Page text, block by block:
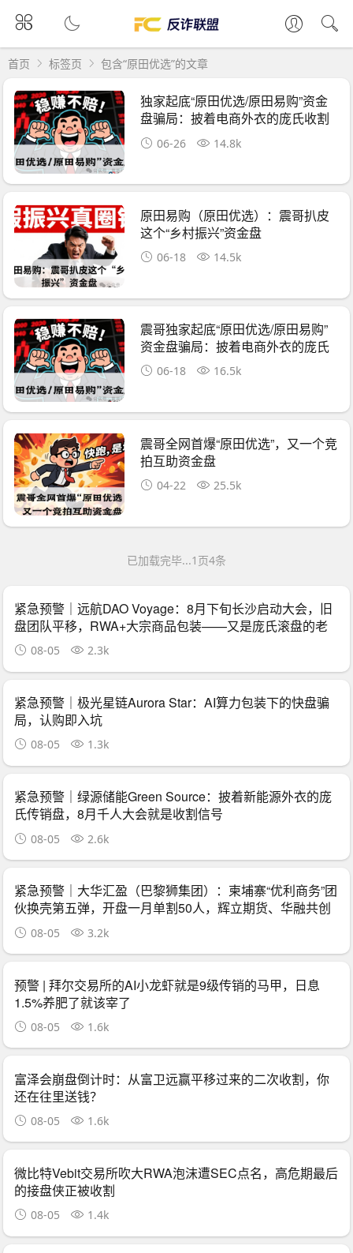
首页 标签页 包含“原田优选”的文章
独家起底“原田优选/原田易购”资金
盘骗局：披着电商外衣的庞氏收割
机 06-26 14.8k
原田易购（原田优选）：震哥扒皮
这个“乡村振兴”资金盘
06-18 14.5k
震哥独家起底“原田优选/原田易购”
资金盘骗局：披着电商外衣的庞氏
收割机
06-18 16.5k
震哥全网首爆“原田优选”，又一个竞
拍互助资金盘
04-22 25.5k
已加载完毕...1页4条
紧急预警｜远航DAO Voyage：8月下旬长沙启动大会，旧
盘团队平移，RWA+大宗商品包装——又是庞氏滚盘的老
剧本08-05 2.3k
紧急预警｜极光星链Aurora Star：AI算力包装下的快盘骗
局，认购即入坑
08-05 1.3k
紧急预警｜绿源储能Green Source：披着新能源外衣的庞
氏传销盘，8月千人大会就是收割信号
08-05 2.6k
紧急预警｜大华汇盈（巴黎狮集团）：柬埔寨“优利商务”团
伙换壳第五弹，开盘一月单割50人，辉立期货、华融共创
怎么崩的它就怎么崩
08-05 3.2k
预警 | 拜尔交易所的AI小龙虾就是9级传销的马甲，日息
1.5%养肥了就该宰了
08-05 1.6k
富泽会崩盘倒计时：从富卫远赢平移过来的二次收割，你
还在往里送钱？
08-05 1.6k
微比特Vebit交易所吹大RWA泡沫遭SEC点名，高危期最后
的接盘侠正被收割
08-05 1.4k